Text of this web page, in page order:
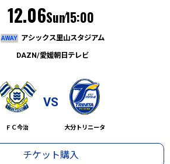
12.06
（日）
Sun15:00
AWAY アシックス里山スタジアム
DAZN/愛媛朝日テレビ
ＦＣ今治 大分トリニータ
VS
チケット購入